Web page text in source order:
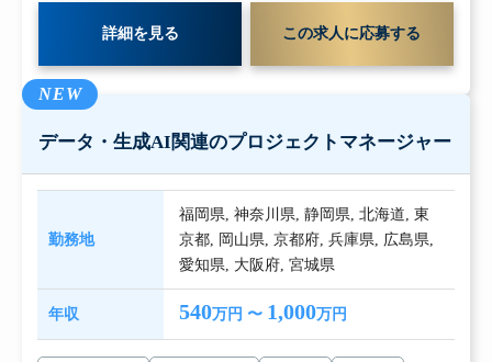
詳細を見る この求人に応募する
NEW
データ・生成AI関連のプロジェクトマネージャー
勤務地
福岡県,神奈川県,静岡県,北海道,東
京都, 岡山県,京都府,兵庫県, 広島県,
愛知県, 大阪府,宮城県
年収 540万円 〜 1,000万円